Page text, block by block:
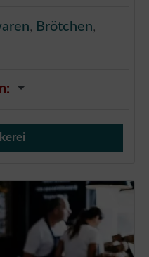
, Brötchen,
: